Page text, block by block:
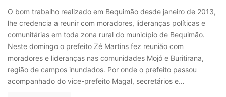
O bom trabalho realizado em Bequimão desde janeiro de 2013,
lhe credencia a reunir com moradores, lideranças políticas e
comunitárias em toda zona rural do município de Bequimão.
Neste domingo o prefeito Zé Martins fez reunião com
moradores e lideranças nas comunidades Mojó e Buritirana,
região de campos inundados. Por onde o prefeito passou
acompanhado do vice-prefeito Magal, secretários e…